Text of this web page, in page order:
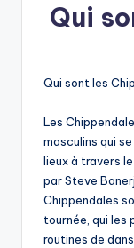
Qui
Qui sont les
Les
masculins qui
lieux à travers
par Steve
Chippendales
tournée, qui les
routines de